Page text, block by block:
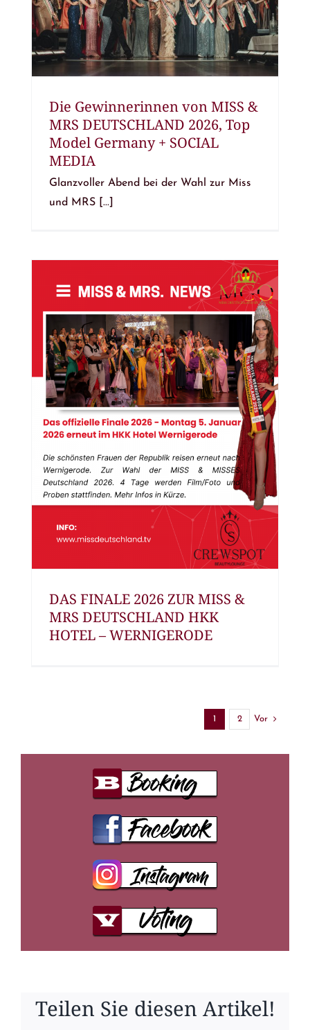
Die Gewinnerinnen von MISS &
MRS DEUTSCHLAND 2026, Top
Model Germany + SOCIAL
MEDIA
Glanzvoller Abend bei der Wahl zur Miss
und MRS [...]
DAS FINALE 2026 ZUR MISS &
MRS DEUTSCHLAND HKK
HOTEL – WERNIGERODE
1 2 Vor
Teilen Sie diesen Artikel!